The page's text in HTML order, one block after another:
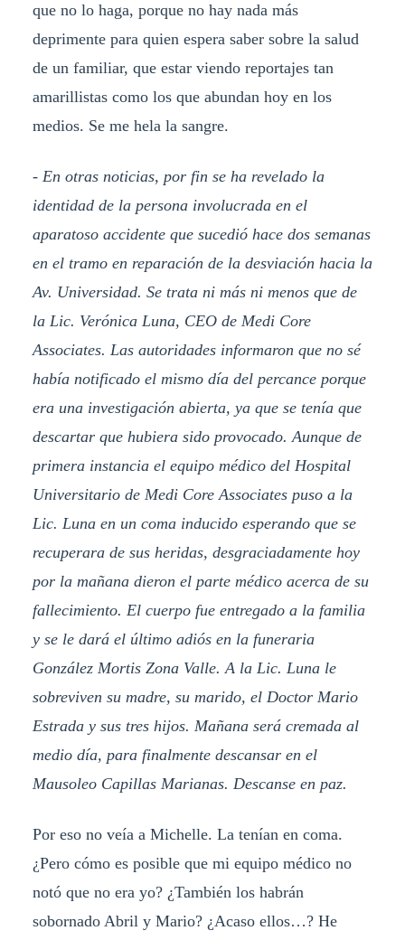
que no lo haga, porque no hay nada más
deprimente para quien espera saber sobre la salud
de un familiar, que estar viendo reportajes tan
amarillistas como los que abundan hoy en los
medios. Se me hela la sangre.
- En otras noticias, por fin se ha revelado la
identidad de la persona involucrada en el
aparatoso accidente que sucedió hace dos semanas
en el tramo en reparación de la desviación hacia la
Av. Universidad. Se trata ni más ni menos que de
la Lic. Verónica Luna, CEO de Medi Core
Associates. Las autoridades informaron que no sé
había notificado el mismo día del percance porque
era una investigación abierta, ya que se tenía que
descartar que hubiera sido provocado. Aunque de
primera instancia el equipo médico del Hospital
Universitario de Medi Core Associates puso a la
Lic. Luna en un coma inducido esperando que se
recuperara de sus heridas, desgraciadamente hoy
por la mañana dieron el parte médico acerca de su
fallecimiento. El cuerpo fue entregado a la familia
y se le dará el último adiós en la funeraria
González Mortis Zona Valle. A la Lic. Luna le
sobreviven su madre, su marido, el Doctor Mario
Estrada y sus tres hijos. Mañana será cremada al
medio día, para finalmente descansar en el
Mausoleo Capillas Marianas. Descanse en paz.
Por eso no veía a Michelle. La tenían en coma.
¿Pero cómo es posible que mi equipo médico no
notó que no era yo? ¿También los habrán
sobornado Abril y Mario? ¿Acaso ellos…? He